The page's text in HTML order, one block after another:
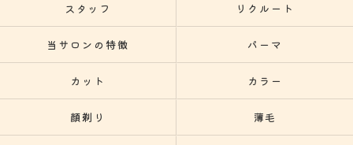
スタッフ リクルート
当サロンの特徴 パーマ
カット カラー
顔剃り 薄毛